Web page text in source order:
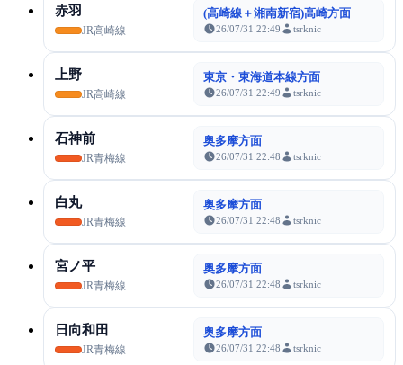
赤羽
JR高崎線
(高崎線＋湘南新宿)高崎方面
26/07/31 22:49 tsrknic
上野
JR高崎線
東京・東海道本線方面
26/07/31 22:49 tsrknic
石神前
JR青梅線
奥多摩方面
26/07/31 22:48 tsrknic
白丸
JR青梅線
奥多摩方面
26/07/31 22:48 tsrknic
宮ノ平
JR青梅線
奥多摩方面
26/07/31 22:48 tsrknic
日向和田
JR青梅線
奥多摩方面
26/07/31 22:48 tsrknic